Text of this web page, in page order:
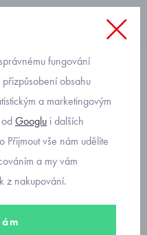
set ponožek
9592-
fungování
obsahu
a marketingovým
Googlu i dalších
Přijmout vše nám udělíte
a my vám
z nakupování.